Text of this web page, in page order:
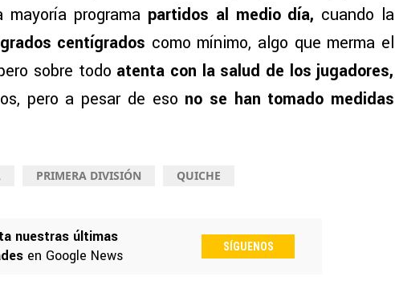
mayoría programa partidos al medio día, cuando la
centígrados como mínimo, algo que merma el
sobre todo atenta con la salud de los jugadores,
pero a pesar de eso no se han tomado medidas
PRIMERA DIVISIÓN QUICHE
nuestras últimas
en Google News
SÍGUENOS